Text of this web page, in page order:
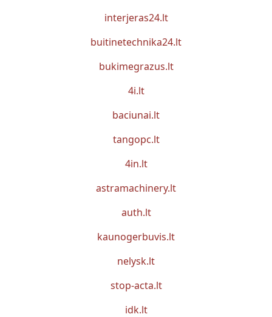
interjeras24.lt
buitinetechnika24.lt
bukimegrazus.lt
4i.lt
baciunai.lt
tangopc.lt
4in.lt
astramachinery.lt
auth.lt
kaunogerbuvis.lt
nelysk.lt
stop-acta.lt
idk.lt